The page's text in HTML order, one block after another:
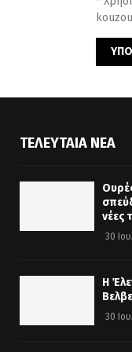
ΤΕΛΕΥΤΑΊΑ ΝΈΑ
νέες
30
Η
30